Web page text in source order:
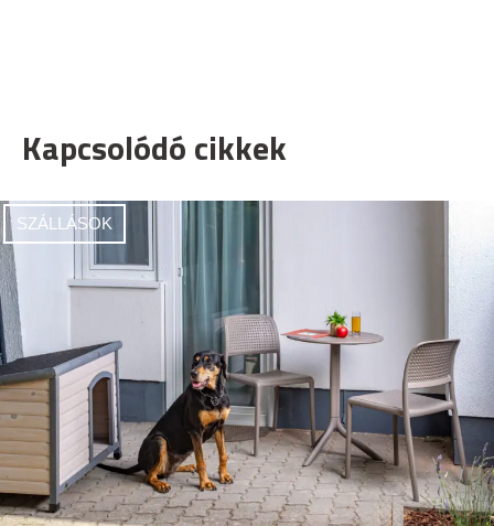
Kapcsolódó cikkek
SZÁLLÁSOK